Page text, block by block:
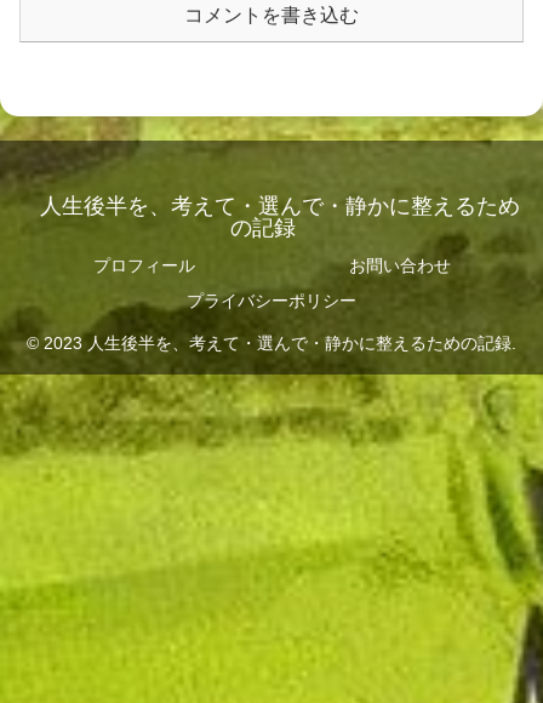
コメントを書き込む
人生後半を、考えて・選んで・静かに整えるため
の記録
プロフィール
お問い合わせ
プライバシーポリシー
© 2023 人生後半を、考えて・選んで・静かに整えるための記録.